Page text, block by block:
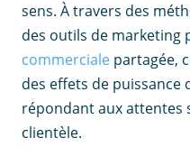
sens. À travers des
des outils de marketing
commerciale partagée,
des effets de puissance
répondant aux attentes
clientèle.